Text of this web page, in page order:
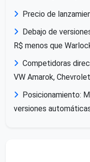
Precio de
Debajo de
R$ menos que
Competidoras
VW Amarok,
Posicionamiento:
versiones